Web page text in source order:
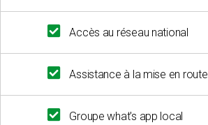
Accès au réseau national
Assistance à la mise en route
Groupe what's app local